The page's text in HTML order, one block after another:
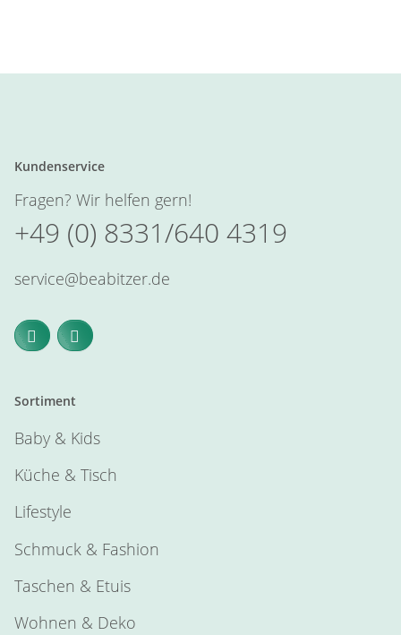
Kundenservice
Fragen? Wir helfen gern!
+49 (0) 8331/640 4319
service@beabitzer.de
Sortiment
Baby & Kids
Küche & Tisch
Lifestyle
Schmuck & Fashion
Taschen & Etuis
Wohnen & Deko